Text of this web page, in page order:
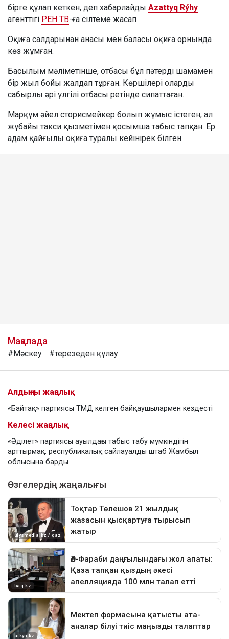
бірге құлап кеткен, деп хабарлайды Azattyq Rýhy
агенттігі РЕН ТВ-ға сілтеме жасап
Оқиға салдарынан анасы мен баласы оқиға орнында
көз жұмған.
Басылым мәліметінше, отбасы бұл пәтерді шамамен
бір жыл бойы жалдап тұрған. Көршілері оларды
сабырлы әрі үлгілі отбасы ретінде сипаттаған.
Марқұм әйел сторисмейкер болып жұмыс істеген, ал
жұбайы такси қызметімен қосымша табыс тапқан. Ер
адам қайғылы оқиға туралы кейінірек білген.
Мақалада
#Мәскеу #терезеден құлау
Алдыңғы жаңалық
«Байтақ» партиясы ТМД келген байқаушылармен кездесті
Келесі жаңалық
«Әділет» партиясы ауылдағы табыс табу мүмкіндігін
арттырмақ: республикалық сайлауалды штаб Жамбыл
облысына барды